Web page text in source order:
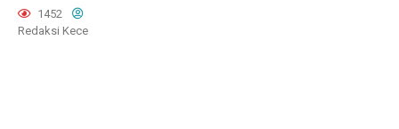
1452
Redaksi Kece